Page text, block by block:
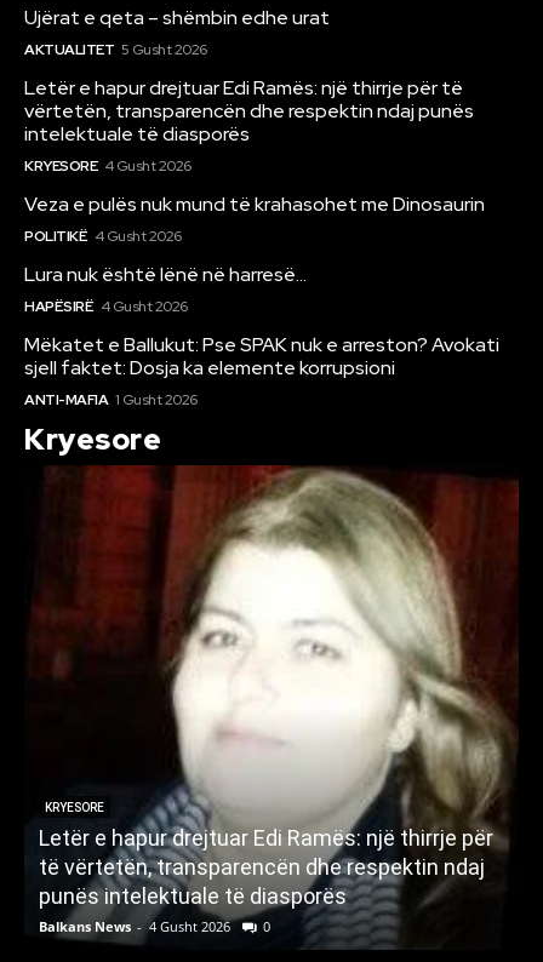
Ujërat e qeta – shëmbin edhe urat
AKTUALITET 5 Gusht 2026
Letër e hapur drejtuar Edi Ramës: një thirrje për të
vërtetën, transparencën dhe respektin ndaj punës
intelektuale të diasporës
KRYESORE 4 Gusht 2026
Veza e pulës nuk mund të krahasohet me Dinosaurin
POLITIKË 4 Gusht 2026
Lura nuk është lënë në harresë…
HAPËSIRË 4 Gusht 2026
Mëkatet e Ballukut: Pse SPAK nuk e arreston? Avokati
sjell faktet: Dosja ka elemente korrupsioni
ANTI-MAFIA 1 Gusht 2026
Kryesore
KRYESORE
Letër e hapur drejtuar Edi Ramës: një thirrje për
të vërtetën, transparencën dhe respektin ndaj
punës intelektuale të diasporës
Balkans News - 4 Gusht 2026 0